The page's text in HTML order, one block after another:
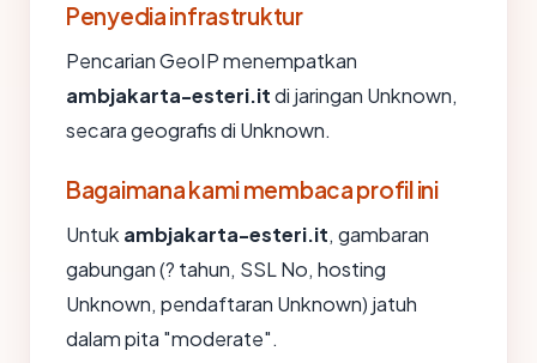
Penyedia infrastruktur
Pencarian GeoIP menempatkan
ambjakarta-esteri.itdi jaringan Unknown,
secara geografis di Unknown.
Bagaimana kami membaca profil ini
Untuk ambjakarta-esteri.it, gambaran
gabungan (? tahun, SSL No, hosting
Unknown, pendaftaran Unknown) jatuh
dalam pita "moderate".